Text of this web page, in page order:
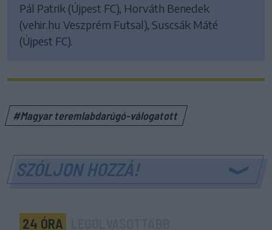
Pál Patrik (Újpest FC), Horváth Benedek
(vehir.hu Veszprém Futsal), Suscsák Máté
(Újpest FC).
#Magyar teremlabdarúgó-válogatott
SZÓLJON HOZZÁ!
24 ÓRA